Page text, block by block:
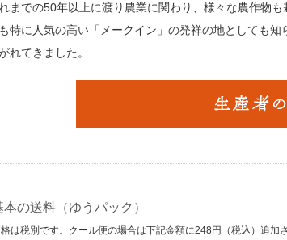
までの50年以上に渡り農業に関わり、様々な農作物
特に人気の高い「メークイン」の発祥の地としても
れてきました。
本の送料（ゆうパック）
は税別です。クール便の場合は下記金額に248円（税込）追加